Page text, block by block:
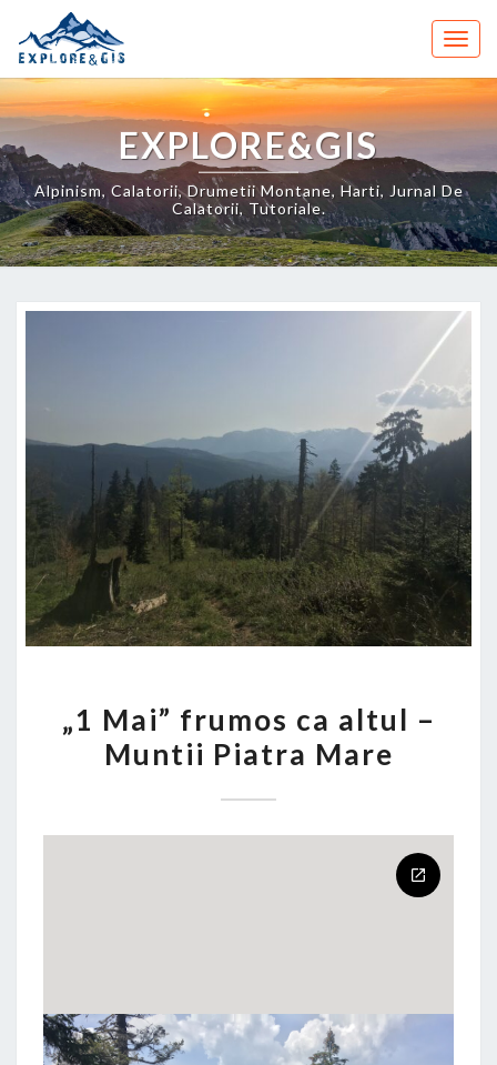
content
EXPLORE&GIS
Alpinism, Calatorii, Drumetii Montane, Harti, Jurnal De
Calatorii, Tutoriale.
MAI”
FRUMOS
„1 Mai” frumos ca altul –
Muntii Piatra Mare